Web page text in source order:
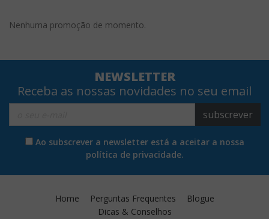
Nenhuma promoção de momento.
NEWSLETTER
Receba as nossas novidades no seu email
subscrever
Ao subscrever a newsletter está a aceitar a nossa
política de privacidade.
Home Perguntas Frequentes
Blogue
Dicas & Conselhos